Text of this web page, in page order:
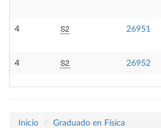
4 S2 26951
4 S2 26952
Inicio
Graduado en Física